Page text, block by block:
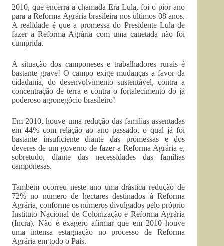
2010, que encerra a chamada Era Lula, foi o pior ano
para a Reforma Agrária brasileira nos últimos 08 anos.
A realidade é que a promessa do Presidente Lula de
fazer a Reforma Agrária com uma canetada não foi
cumprida.
A situação dos camponeses e trabalhadores rurais é
bastante grave! O campo exige mudanças a favor da
cidadania, do desenvolvimento sustentável, contra a
concentração de terra e contra o fortalecimento do já
poderoso agronegócio brasileiro!
Em 2010, houve uma redução das famílias assentadas
em 44% com relação ao ano passado, o qual já foi
bastante insuficiente diante das promessas e dos
deveres de um governo de fazer a Reforma Agrária e,
sobretudo, diante das necessidades das famílias
camponesas.
Também ocorreu neste ano uma drástica redução de
72% no número de hectares destinados à Reforma
Agrária, conforme os números divulgados pelo próprio
Instituto Nacional de Colonização e Reforma Agrária
(Incra). Não é exagero afirmar que em 2010 houve
uma intensa estagnação no processo de Reforma
Agrária em todo o País.